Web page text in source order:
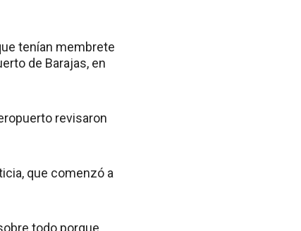
tenían membrete
de Barajas, en
revisaron
que comenzó a
todo porque